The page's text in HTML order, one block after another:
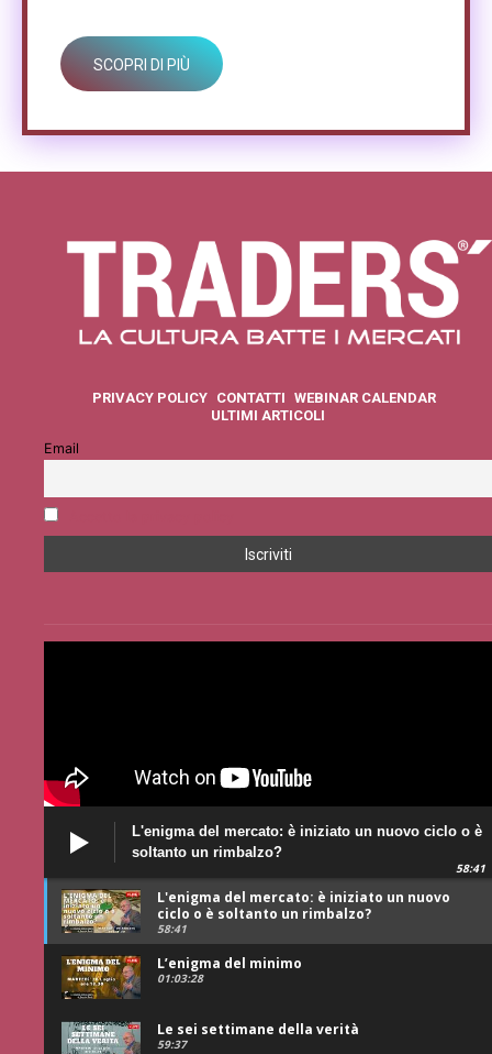
SCOPRI DI PIÙ
PRIVACY POLICY CONTATTI WEBINAR CALENDAR
ULTIMI ARTICOLI
Email
L'enigma del mercato: è iniziato un nuovo ciclo o è
soltanto un rimbalzo?
58:41
L'enigma del mercato: è iniziato un nuovo
ciclo o è soltanto un rimbalzo?
58:41
L’enigma del minimo
01:03:28
Le sei settimane della verità
59:37